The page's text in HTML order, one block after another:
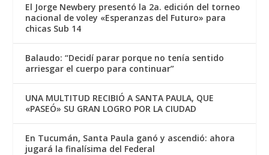
El Jorge Newbery presentó la 2a. edición del torneo
nacional de voley «Esperanzas del Futuro» para
chicas Sub 14
Balaudo: “Decidí parar porque no tenía sentido
arriesgar el cuerpo para continuar”
UNA MULTITUD RECIBIÓ A SANTA PAULA, QUE
«PASEÓ» SU GRAN LOGRO POR LA CIUDAD
En Tucumán, Santa Paula ganó y ascendió: ahora
jugará la finalísima del Federal